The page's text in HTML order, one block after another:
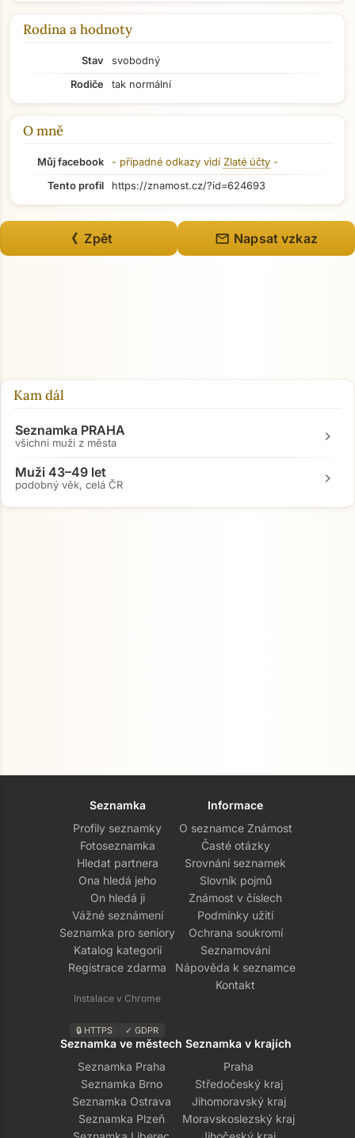
Přejít na hlavní obsah
Rodina a hodnoty
Stav
svobodný
Rodiče
tak normální
O mně
Můj facebook - případné odkazy vidí Zlaté účty -
Tento profil
https://znamost.cz/?id=624693
《 Zpět mail Napsat vzkaz
Kam dál
Seznamka PRAHA
všichni muži z města chevron_right
Muži 43–49 let
podobný věk, celá ČR chevron_right
Seznamka
Profily seznamky
Fotoseznamka
Hledat partnera
Ona hledá jeho
On hledá ji
Vážné seznámení
Seznamka pro seniory
Katalog kategorií
Registrace zdarma
Instalace v Chrome
🔒 HTTPS ✓ GDPR
Informace
O seznamce Známost
Časté otázky
Srovnání seznamek
Slovník pojmů
Známost v číslech
Podmínky užití
Ochrana soukromí
Seznamování
Nápověda k seznamce
Kontakt
Seznamka ve městech
Seznamka Praha
Seznamka Brno
Seznamka Ostrava
Seznamka Plzeň
Seznamka v krajích
Praha
Středočeský kraj
Jihomoravský kraj
Moravskoslezský kraj